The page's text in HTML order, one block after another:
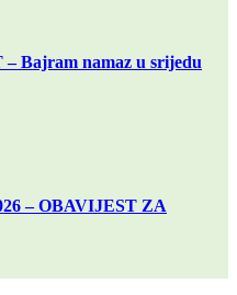
Bajram namaz u srijedu
– OBAVIJEST ZA